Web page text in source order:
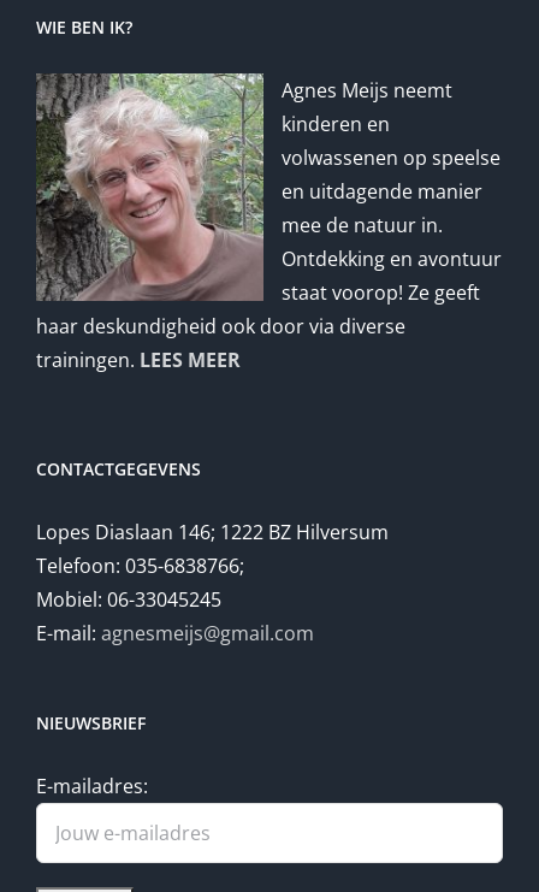
WIE BEN IK?
Agnes Meijs neemt
kinderen en
volwassenen op speelse
en uitdagende manier
mee de natuur in.
Ontdekking en avontuur
staat voorop! Ze geeft
haar deskundigheid ook door via diverse
trainingen. LEES MEER
CONTACTGEGEVENS
Lopes Diaslaan 146; 1222 BZ Hilversum
Telefoon: 035-6838766;
Mobiel: 06-33045245
E-mail: agnesmeijs@gmail.com
NIEUWSBRIEF
E-mailadres: